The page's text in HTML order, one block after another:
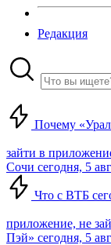
Редакция
Почему
зайти в
Сочи сегодня, 5
Что с ВТБ
приложение, не
Пэй» сегодня, 5